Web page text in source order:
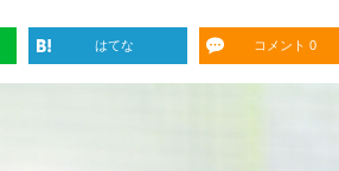
はてな コメント 0